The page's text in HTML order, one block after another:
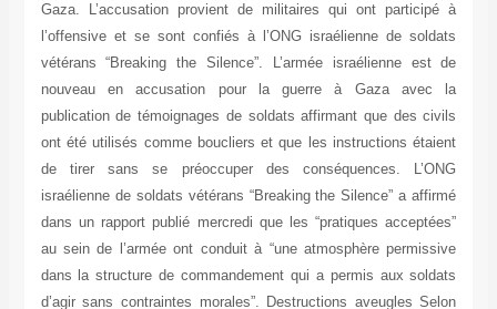
Gaza. L’accusation provient de militaires qui ont participé à
l’offensive et se sont confiés à l’ONG israélienne de soldats
vétérans “Breaking the Silence”. L’armée israélienne est de
nouveau en accusation pour la guerre à Gaza avec la
publication de témoignages de soldats affirmant que des civils
ont été utilisés comme boucliers et que les instructions étaient
de tirer sans se préoccuper des conséquences. L’ONG
israélienne de soldats vétérans “Breaking the Silence” a affirmé
dans un rapport publié mercredi que les “pratiques acceptées”
au sein de l’armée ont conduit à “une atmosphère permissive
dans la structure de commandement qui a permis aux soldats
d’agir sans contraintes morales”. Destructions aveugles Selon